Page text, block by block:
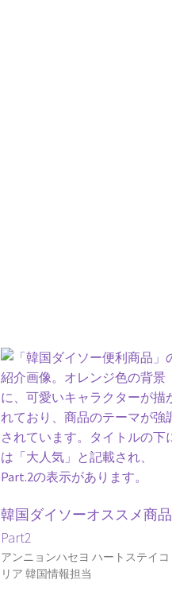
韓国ダイソーオススメ商品
Part2
アンニョンハセヨ ハートステイコ
リア 韓国情報担当